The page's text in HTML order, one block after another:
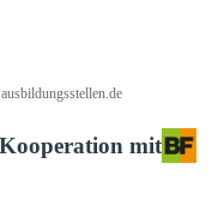
ausbildungsstellen.de
mit